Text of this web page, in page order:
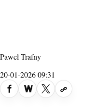
Paweł Trafny
20-01-2026 09:31